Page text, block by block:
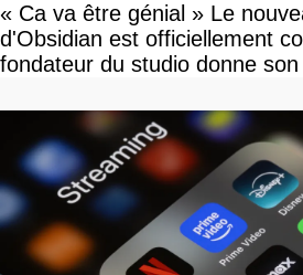
« Ca va être génial » Le
d'Obsidian est officiellement
fondateur du studio donne